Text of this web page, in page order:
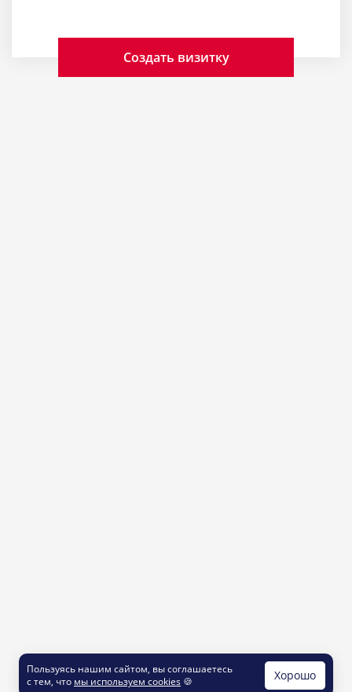
Создать визитку
Пользуясь нашим сайтом, вы соглашаетесь
с тем, что мы используем cookies 🍪 Хорошо